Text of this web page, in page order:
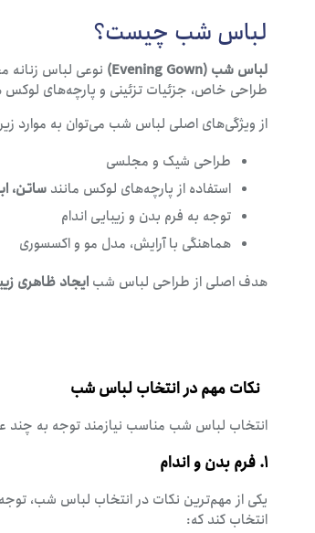
لباس شب چیست؟
لباس شب (Evening Gown) نوعی لباس
طراحی خاص، جزئیات تزئینی و پارچه‌های
از ویژگی‌های اصلی لباس شب می‌توان به موارد
طراحی شیک و مجلسی
استفاده از پارچه‌های لوکس مانند ساتن،
توجه به فرم بدن و زیبایی اندام
هماهنگی با آرایش، مدل مو و اکسسوری
هدف اصلی از طراحی لباس شب ایجاد ظاهری
نکات مهم در انتخاب لباس شب
انتخاب لباس شب مناسب نیازمند توجه به
۱. فرم بدن و اندام
یکی از مهم‌ترین نکات در انتخاب لباس شب،
انتخاب کند که: